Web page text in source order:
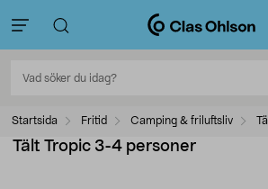
Startsida Fritid Camping & friluftsliv
Tält Tropic 3-4 personer